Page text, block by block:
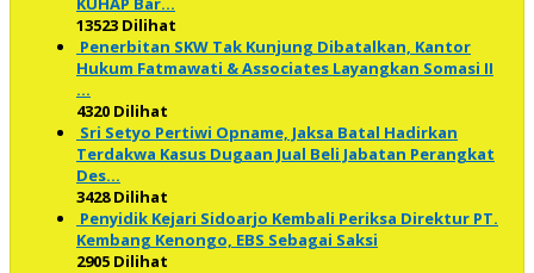
13523 Dilihat
Penerbitan SKW Tak Kunjung Dibatalkan, Kantor
Hukum Fatmawati & Associates Layangkan Somasi II
…
4320 Dilihat
Sri Setyo Pertiwi Opname, Jaksa Batal Hadirkan
Terdakwa Kasus Dugaan Jual Beli Jabatan Perangkat
Des…
3428 Dilihat
Penyidik Kejari Sidoarjo Kembali Periksa Direktur PT.
Kembang Kenongo, EBS Sebagai Saksi
2905 Dilihat